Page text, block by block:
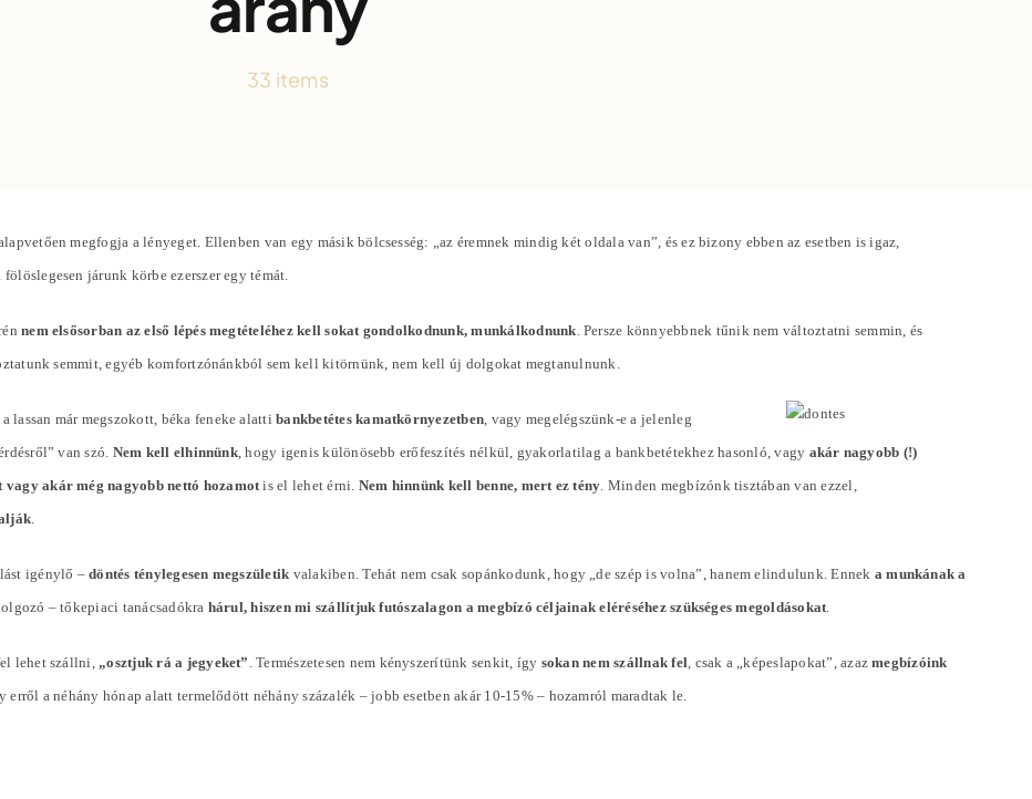
33 items
megfogja a lényeget. Ellenben van egy másik bölcsesség: „az éremnek mindig két oldala van”, és ez bizony ebben az esetben is igaz,
fölöslegesen járunk körbe ezerszer egy témát.
nem elsősorban az első lépés megtételéhez kell sokat gondolkodnunk, munkálkodnunk . Persze könnyebbnek tűnik nem változtatni semmin, és
semmit, egyéb komfortzónánkból sem kell kitörnünk, nem kell új dolgokat megtanulnunk.
a lassan már megszokott, béka feneke alattibankbetétes kamatkörnyezetben , vagy megelégszünk-e a jelenleg
van szó. Nem kell elhinnünk, hogy igenis különösebb erőfeszítés nélkül, gyakorlatilag a bankbetétekhez hasonló, vagy akár nagyobb (!)
akár még nagyobb nettó hozamot is el lehet érni. Nem hinnünk kell benne, mert ez tény . Minden megbízónk tisztában van ezzel,
igénylő –döntés ténylegesen megszületik valakiben. Tehát nem csak sopánkodunk, hogy „de szép is volna”, hanem elindulunk. Ennek a munkának a
– tőkepiaci tanácsadókra hárul, hiszen mi szállítjuk futószalagon a megbízó céljainak eléréséhez szükséges megoldásokat
lehet szállni,„osztjuk rá a jegyeket” . Természetesen nem kényszerítünk senkit, így sokan nem szállnak fel , csak a „képeslapokat”, azazmegbízóink
erről a néhány hónap alatt termelődött néhányszázalék – jobb esetben akár 10-15% – hozamról maradtak le.